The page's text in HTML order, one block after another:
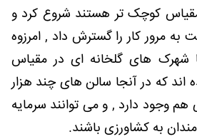
که مقیاس کوچک تر هستند شروع کرد و
به مرور کار را گسترش داد , امرزوه
شهرک های گلخانه ای در مقیاس
اند که در آنجا سالن های چند هزار
وجود دارد , و می توانند سرمایه
به کشاورزی باشند.